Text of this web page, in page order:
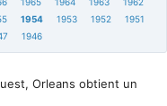
1954 1953 1952
1951
1946
Orleans obtient un